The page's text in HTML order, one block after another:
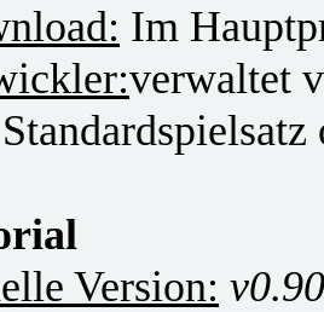
Im
verwaltet
Version: